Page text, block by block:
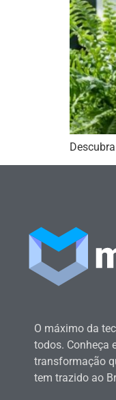
O máximo da
todos. Conheça
transformação
tem trazido ao